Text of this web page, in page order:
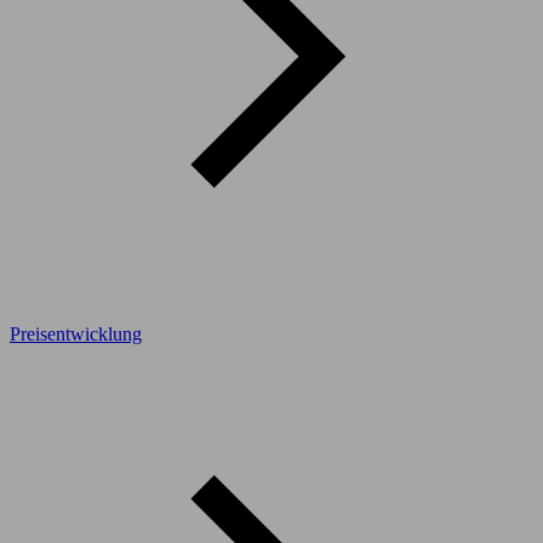
Preisentwicklung